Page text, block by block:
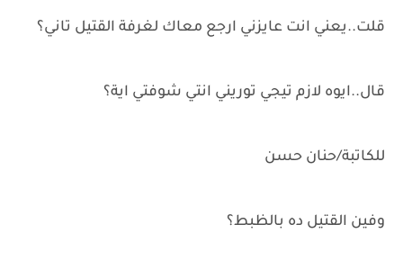
قلت..يعني انت عايزني ارجع معاك لغرفة القتيل تاني؟
قال..ايوه لازم تيجي توريني انتي شوفتي اية؟
للكاتبة/حنان حسن
وفين القتيل ده بالظبط؟